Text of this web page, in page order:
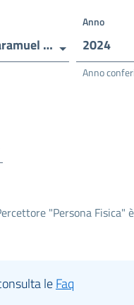
Istituto D'Istruzione Superiore Caramuel - Roncalli
Anno
2024
Anno
"Persona Fisica"
leFaq